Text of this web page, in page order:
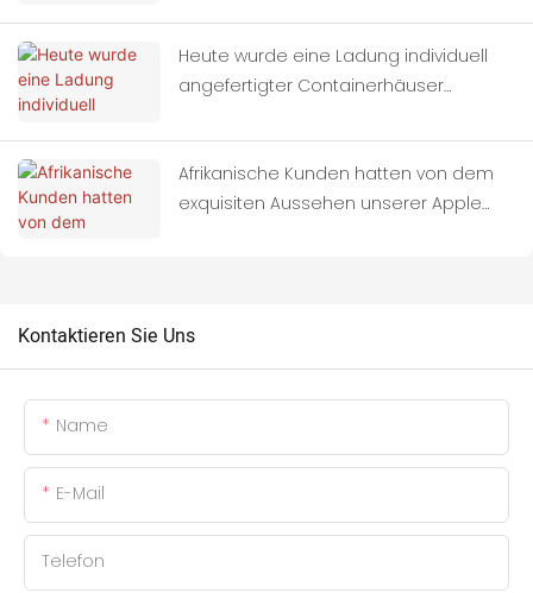
erdbebengefährdete Gebiete
Heute wurde eine Ladung individuell
angefertigter Containerhäuser
und nach Thailand aufgebrochen.
Afrikanische Kunden hatten von dem
exquisiten Aussehen unserer Apple
Kontaktieren Sie Uns
Name
E-Mail
Telefon